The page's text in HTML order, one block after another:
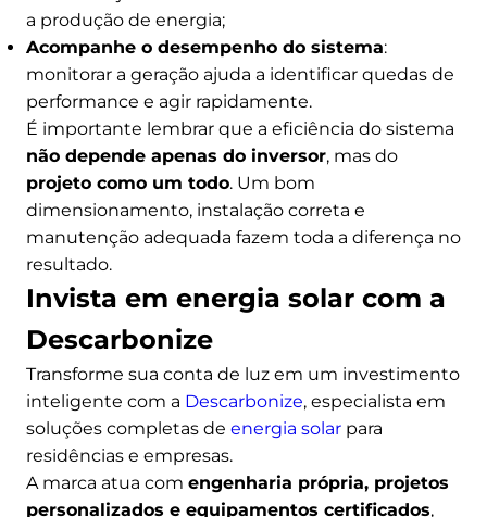
a produção de energia;
Acompanhe o desempenho do sistema:
monitorar a geração ajuda a identificar quedas de
performance e agir rapidamente.
É importante lembrar que a eficiência do sistema
não depende apenas do inversor, mas do
projeto como um todo. Um bom
dimensionamento, instalação correta e
manutenção adequada fazem toda a diferença no
resultado.
Invista em energia solar com a
Descarbonize
Transforme sua conta de luz em um investimento
inteligente com a Descarbonize, especialista em
soluções completas de energia solar para
residências e empresas.
A marca atua com engenharia própria, projetos
personalizados e equipamentos certificados,